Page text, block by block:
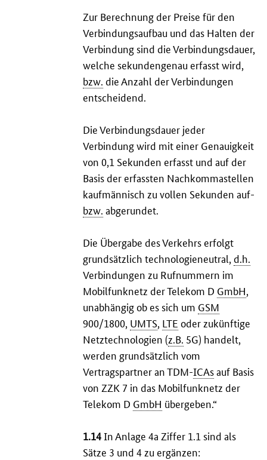
Zur Berechnung der Preise für den
Verbindungsaufbau und das Halten der
Verbindung sind die Verbindungsdauer,
welche sekundengenau erfasst wird,
bzw. die Anzahl der Verbindungen
entscheidend.
Die Verbindungsdauer jeder
Verbindung wird mit einer Genauigkeit
von 0,1 Sekunden erfasst und auf der
Basis der erfassten Nachkommastellen
kaufmännisch zu vollen Sekunden auf-
bzw. abgerundet.
Die Übergabe des Verkehrs erfolgt
grundsätzlich technologieneutral, d.h.
Verbindungen zu Rufnummern im
Mobilfunknetz der Telekom D GmbH
unabhängig ob es sich um GSM
900/1800, UMTS LTE oder zukünftige
Netztechnologien (z.B. 5G) handelt,
werden grundsätzlich vom
Vertragspartner an TDM-ICAsauf Basis
von ZZK 7 in das Mobilfunknetz der
Telekom D GmbH übergeben.“
1.14In Anlage 4a Ziffer 1.1 sind als
Sätze 3 und 4 zu ergänzen: